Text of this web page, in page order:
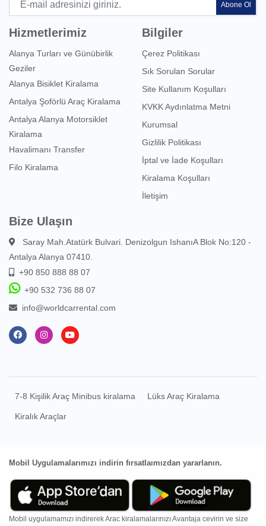
Abone Ol
Hizmetlerimiz
Alanya Turları ve Günübirlik
Geziler
Alanya Bisiklet Kiralama
Antalya Şoförlü Araç Kiralama
Antalya Alanya Motorsiklet
Kiralama
Havalimanı Transfer
Filo Kiralama
Bilgiler
Çerez Politikası
Sık Sorulan Sorular
Site Kullanım Koşulları
KVKK Aydınlatma Metni
Kurumsal
Gizlilik Politikası
İptal ve İade Koşulları
Kiralama Koşulları
İletişim
Bize Ulaşın
Saray Mah.Atatürk Bulvari. Denizolgun IshanıA Blok No:120 -
Antalya Alanya 07410.
+90 850 888 88 07
+90 532 736 88 07
info@worldcarrental.com
7-8 Kişilik Araç Minibus kiralama Lüks Araç Kiralama
Kiralık Araçlar
Mobil Uygulamalarımızı indirin fırsatlaımızdan yararlanın.
Mobil uygulamamızı indirerek Arac kiralamalarınızı Avantaja cevirin ve size